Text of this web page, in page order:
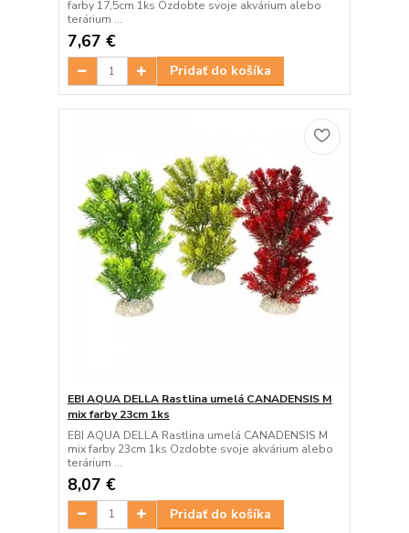
farby 17,5cm 1ks Ozdobte svoje akvárium alebo
terárium ...
7,67 €
Pridať do košíka
EBI AQUA DELLA Rastlina umelá CANADENSIS M
mix farby 23cm 1ks
EBI AQUA DELLA Rastlina umelá CANADENSIS M
mix farby 23cm 1ks Ozdobte svoje akvárium alebo
terárium ...
8,07 €
Pridať do košíka